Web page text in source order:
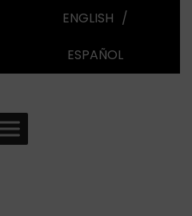
ENGLISH /
ESPAÑOL